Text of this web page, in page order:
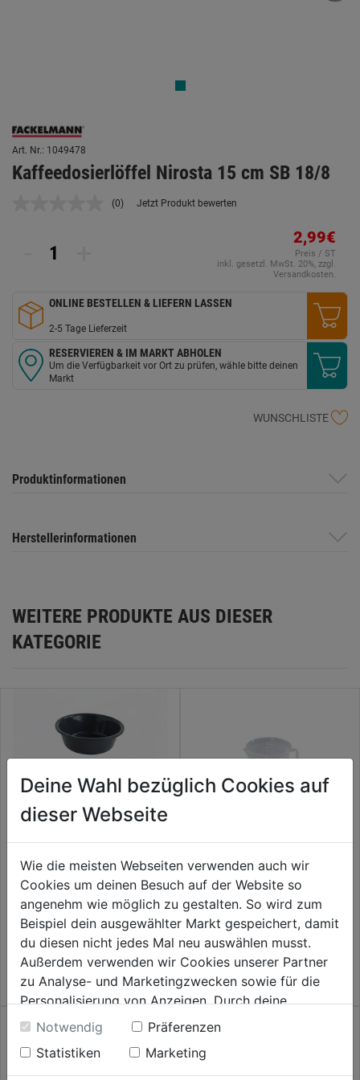
Art. Nr.: 1049478
Kaffeedosierlöffel Nirosta 15 cm SB 18/8
Kein
(0) Jetzt Produkt bewerten
2,99€
Preis / ST
inkl. gesetzl. MwSt. 20%, zzgl.
Versandkosten.
ONLINE BESTELLEN & LIEFERN LASSEN
2-5 Tage Lieferzeit
RESERVIEREN & IM MARKT ABHOLEN
Um die Verfügbarkeit vor Ort zu prüfen, wähle bitte deinen
Markt
WUNSCHLISTE
Produktinformationen
Herstellerinformationen
WEITERE PRODUKTE AUS DIESER
KATEGORIE
Rundschüssel
0.0
von
Sternen.
3,29€
Messbecher natur 1 l mit
Prägeskala
0.0 (0)
0.0
von
5
Sternen.
3,39€
Deine Wahl bezüglich Cookies auf
dieser Webseite
Wie die meisten Webseiten verwenden auch wir
Cookies um deinen Besuch auf der Website so
angenehm wie möglich zu gestalten. So wird zum
Beispiel dein ausgewählter Markt gespeichert, damit
du diesen nicht jedes Mal neu auswählen musst.
Außerdem verwenden wir Cookies unserer Partner
zu Analyse- und Marketingzwecken sowie für die
Personalisierung von Anzeigen. Durch deine
Einwilligung werden die Daten von Drittanbieter,
unter anderem auch in den USA, verarbeitet.
Durch Klick auf "Alle Cookies erlauben" stimmst du
Notwendig
Präferenzen
Statistiken
Marketing